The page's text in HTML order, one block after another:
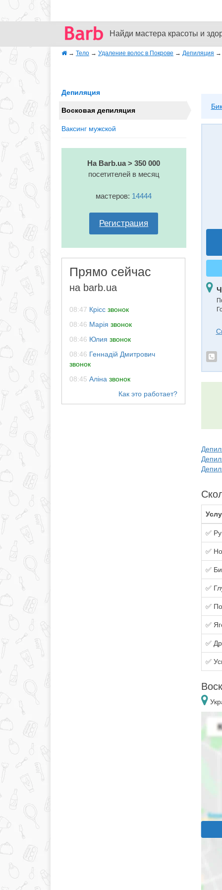
Найди мастера красоты и
→ Тело → Удаление волос в Покрове → Депиляция
Депиляция
Восковая депиляция
Ваксинг мужской
На Barb.ua > 350 000
посетителей в месяц
мастеров: 14444
Регистрация
Прямо сейчас
на barb.ua
08:47 Крісс звонок
08:46 Марія звонок
08:46 Юлия звонок
08:46 Геннадій Дмитрович
звонок
08:45 Аліна звонок
✅
✅
✅
✅
✅
✅
✅
✅